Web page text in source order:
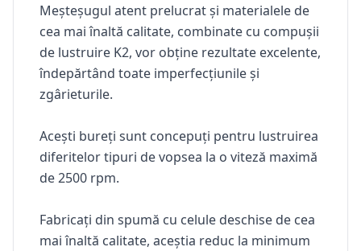
Meșteșugul atent prelucrat și materialele de
cea mai înaltă calitate, combinate cu compușii
de lustruire K2, vor obține rezultate excelente,
îndepărtând toate imperfecțiunile și
zgârieturile.
Acești bureți sunt concepuți pentru lustruirea
diferitelor tipuri de vopsea la o viteză maximă
de 2500 rpm.
Fabricați din spumă cu celule deschise de cea
mai înaltă calitate, aceștia reduc la minimum